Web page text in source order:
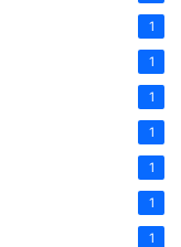
1
1
1
1
1
1
1